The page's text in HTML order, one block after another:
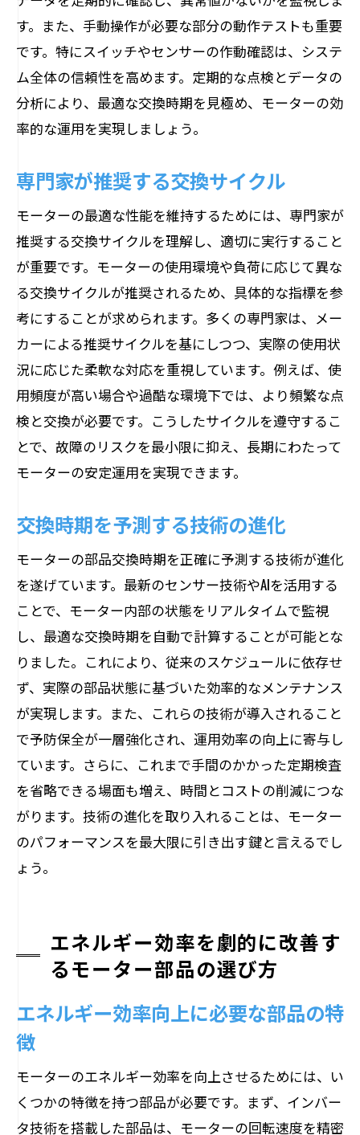
す。また、手動操作が必要な部分の動作テストも重要
です。特にスイッチやセンサーの作動確認は、システ
ム全体の信頼性を高めます。定期的な点検とデータの
分析により、最適な交換時期を見極め、モーターの効
率的な運用を実現しましょう。
専門家が推奨する交換サイクル
モーターの最適な性能を維持するためには、専門家が
推奨する交換サイクルを理解し、適切に実行すること
が重要です。モーターの使用環境や負荷に応じて異な
る交換サイクルが推奨されるため、具体的な指標を参
考にすることが求められます。多くの専門家は、メー
カーによる推奨サイクルを基にしつつ、実際の使用状
況に応じた柔軟な対応を重視しています。例えば、使
用頻度が高い場合や過酷な環境下では、より頻繁な点
検と交換が必要です。こうしたサイクルを遵守するこ
とで、故障のリスクを最小限に抑え、長期にわたって
モーターの安定運用を実現できます。
交換時期を予測する技術の進化
モーターの部品交換時期を正確に予測する技術が進化
を遂げています。最新のセンサー技術やAIを活用する
ことで、モーター内部の状態をリアルタイムで監視
し、最適な交換時期を自動で計算することが可能とな
りました。これにより、従来のスケジュールに依存せ
ず、実際の部品状態に基づいた効率的なメンテナンス
が実現します。また、これらの技術が導入されること
で予防保全が一層強化され、運用効率の向上に寄与し
ています。さらに、これまで手間のかかった定期検査
を省略できる場面も増え、時間とコストの削減につな
がります。技術の進化を取り入れることは、モーター
のパフォーマンスを最大限に引き出す鍵と言えるでし
ょう。
エネルギー効率を劇的に改善す
るモーター部品の選び方
エネルギー効率向上に必要な部品の特
徴
モーターのエネルギー効率を向上させるためには、い
くつかの特徴を持つ部品が必要です。まず、インバー
タ技術を搭載した部品は、モーターの回転速度を精密